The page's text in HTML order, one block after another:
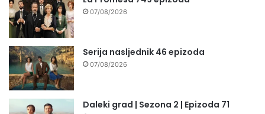
07/08/2026
Serija nasljednik 46 epizoda
07/08/2026
Daleki grad | Sezona 2 | Epizoda 71